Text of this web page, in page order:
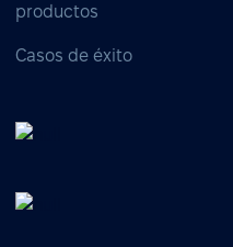
productos
Casos de éxito